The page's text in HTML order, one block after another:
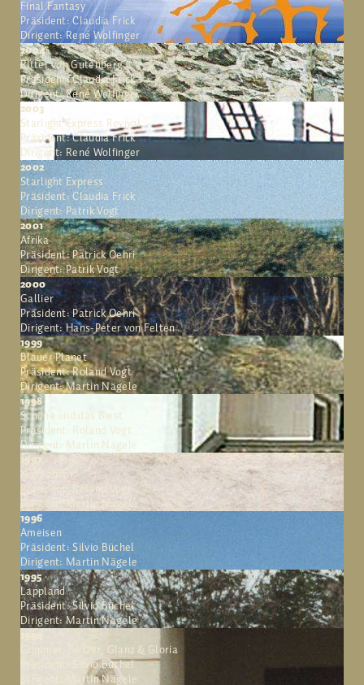
Final Fantasy
Präsident: Claudia Frick
Dirigent: René Wolfinger
2004
Ritter von Gutenberg
Präsident: Claudia Frick
Dirigent: René Wolfinger
2003
Starlight Express Revival
Präsident: Claudia Frick
Dirigent: René Wolfinger
2002
Starlight Express
Präsident: Claudia Frick
Dirigent: Patrik Vogt
2001
Afrika
Präsident: Patrick Oehri
Dirigent: Patrik Vogt
2000
Gallier
Präsident: Patrick Oehri
Dirigent: Hans-Peter von Felten
1999
Blauer Planet
Präsident: Roland Vogt
Dirigent: Martin Nägele
1998
Schöne und das Biest
Präsident: Roland Vogt
Dirigent: Martin Nägele
1997
Highlander
Präsident: Roland Vogt
Dirigent: Martin Nägele
1996
Ameisen
Präsident: Silvio Büchel
Dirigent: Martin Nägele
1995
Lappland
Präsident: Silvio Büchel
Dirigent: Martin Nägele
Glimmer, Glitzer, Glanz & Gloria
Präsident: Silvio Büchel
Dirigent: Martin Nägele